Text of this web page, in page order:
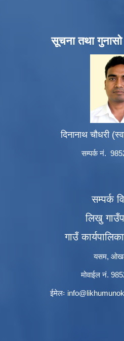
सूचना तथा
दिनानाथ चौधरी
सम्पर्क नं.
सम्पर्क
लिखु
गाउँ
यसम,
मोवाईल नं.
ईमेलः